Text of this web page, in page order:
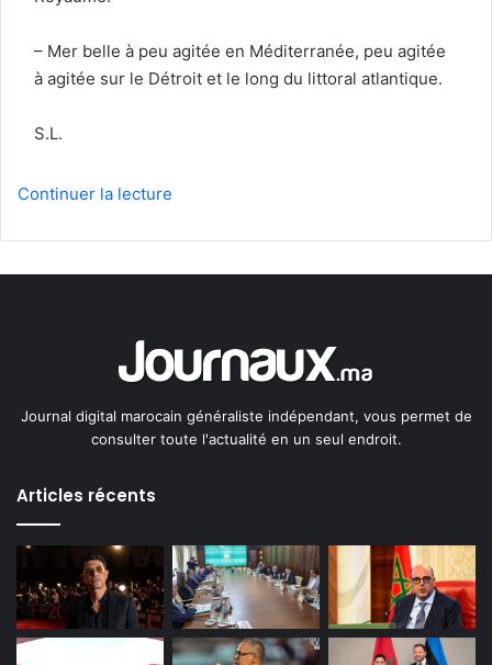
– Mer belle à peu agitée en Méditerranée, peu agitée
à agitée sur le Détroit et le long du littoral atlantique.
S.L.
Continuer la lecture
Journal digital marocain généraliste indépendant, vous permet de
consulter toute l'actualité en un seul endroit.
Articles récents